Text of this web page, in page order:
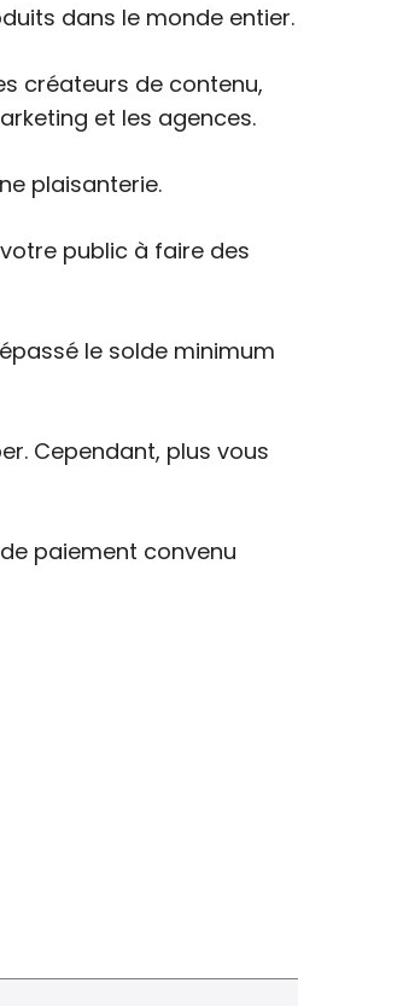
dans le monde entier.
créateurs de contenu,
et les agences.
plaisanterie.
public à faire des
le solde minimum
Cependant, plus vous
paiement convenu